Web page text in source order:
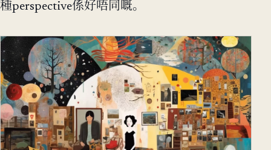
種perspective係好唔同嘅。